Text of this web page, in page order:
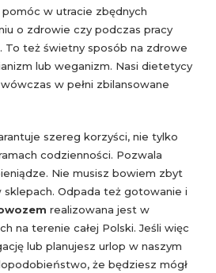
w utracie zbędnych
o zdrowie czy podczas pracy
To też świetny sposób na zdrowe
lub weganizm. Nasi dietetycy
w pełni zbilansowane
szereg korzyści, nie tylko
codzienności. Pozwala
Nie musisz bowiem zbyt
sklepach. Odpada też gotowanie i
realizowana jest w
na terenie całej Polski. Jeśli więc
lub planujesz urlop w naszym
że będziesz mógł